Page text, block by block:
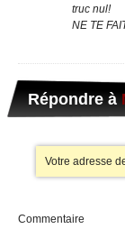
truc nul!
NE TE
Répondre à
Votre adresse
Commentaire